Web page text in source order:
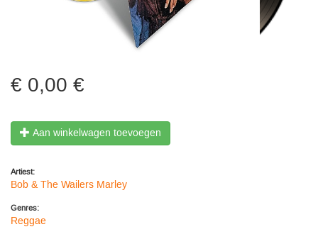
0,00 €
Aan winkelwagen toevoegen
Artiest:
Bob & The Wailers Marley
Genres:
Reggae